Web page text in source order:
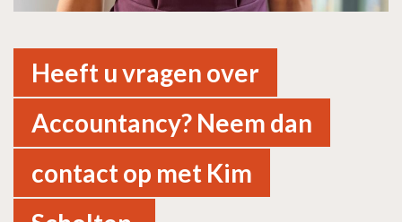
Heeft u vragen over
Accountancy? Neem dan
contact op met Kim